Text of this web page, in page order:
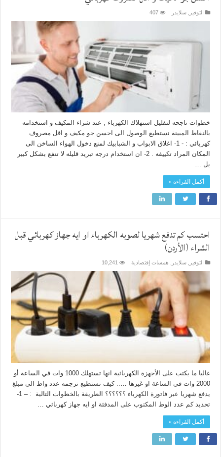
التوفير سلايدر 407
خطوات ناجحه لتقليل استهلاك الكهرباء , عند شراء المكيف و استخدامه
بالنقاط المبينة نستطيع الوصول الى احسن جو مكيف و اقل مصروف
‏كهربائي : -‏ ‏1-‏ اغلاق الابواب و الشبابيك لمنع دخول الهواء الساخن الى
المكان المراد تكييفه .‏ ‏2-‏ ان استخدام درجه تبريد قليله لا تنفع بشكل كبير
بل …
أكمل القراءة »
احتسب كم تدفع شهريا لصوبه الكهرباء او ايه جهاز كهربائي قبل
الشراء (الأردن)
التوفير سلايدر همسات إقتصادية 10,241
غالبا ما يكتب على الأجهزة الكهربائية انها تستهلك 1000 وات في الساعة أو
2000 وات في الساعة او غيرها ….. كيف نستطيع ترجمه عدد واط الى مبلغ
يدفع شهريا عبر فاتورة الكهرباء ؟؟؟؟؟؟ الطريقة بالخطوات التالية : – 1-
تحديد كم عدد الوط المكتوب على المدفئة او ايه جهاز كهربائي …
أكمل القراءة »